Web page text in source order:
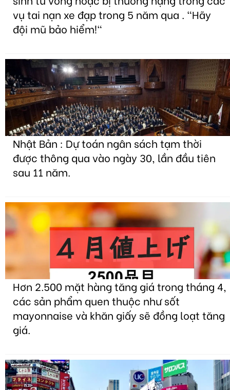
vụ tai nạn xe đạp trong 5 năm qua . "Hãy
đội mũ bảo hiểm!"
Nhật Bản : Dự toán ngân sách tạm thời
được thông qua vào ngày 30, lần đầu tiên
sau 11 năm.
Hơn 2.500 mặt hàng tăng giá trong tháng 4,
các sản phẩm quen thuộc như sốt
mayonnaise và khăn giấy sẽ đồng loạt tăng
giá.